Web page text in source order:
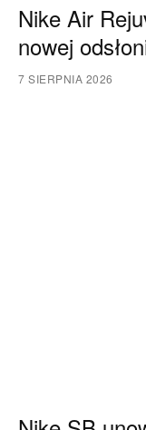
Nike Air
nowej
7 SIERPNIA 2026